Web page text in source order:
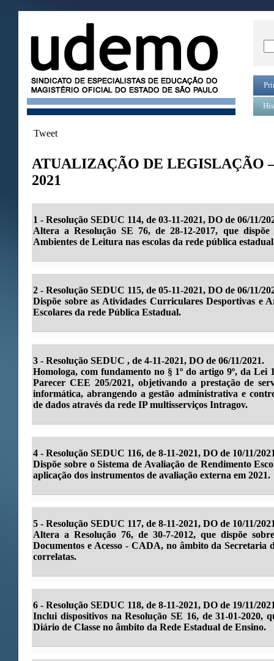
Tweet
ATUALIZAÇÃO DE LEGISLAÇÃO
2021
1 - Resolução SEDUC 114, de 03-11-2021, DO de 06/11/
Altera a Resolução SE 76, de 28-12-2017, que
Ambientes de Leitura nas escolas da rede pública
2 - Resolução SEDUC 115, de 05-11-2021, DO de 06/11/
Dispõe sobre as Atividades Curriculares Desportivas e
Escolares da rede Pública Estadual.
3 - Resolução SEDUC , de 4-11-2021, DO de 06/11/2021.
Homologa, com fundamento no § 1º do artigo 9º, da Lei
Parecer CEE 205/2021, objetivando a prestação de
informática, abrangendo a gestão administrativa e
de dados através da rede IP multisserviços Intragov.
4 - Resolução SEDUC 116, de 8-11-2021, DO de 10/11/
Dispõe sobre o Sistema de Avaliação de Rendimento
aplicação dos instrumentos de avaliação externa em 2021.
5 - Resolução SEDUC 117, de 8-11-2021, DO de 10/11/
Altera a Resolução 76, de 30-7-2012, que dispõe
Documentos e Acesso - CADA, no âmbito da Secretaria
correlatas.
6 - Resolução SEDUC 118, de 8-11-2021, DO de 19/11/
Inclui dispositivos na Resolução SE 16, de 31-01-2020,
Diário de Classe no âmbito da Rede Estadual de Ensino.